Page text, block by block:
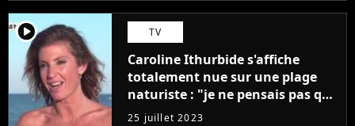
player2 TV
Caroline Ithurbide s'affiche
totalement nue sur une plage
naturiste : "je ne pensais pas que
j'arriverais à le faire..."
25 juillet 2023